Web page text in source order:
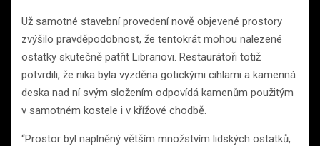
Už samotné stavební provedení nově objevené prostory
zvýšilo pravděpodobnost, že tentokrát mohou nalezené
ostatky skutečně patřit Librariovi. Restaurátoři totiž
potvrdili, že nika byla vyzděna gotickými cihlami a kamenná
deska nad ní svým složením odpovídá kamenům použitým
v samotném kostele i v křížové chodbě.
“Prostor byl naplněný větším množstvím lidských ostatků,